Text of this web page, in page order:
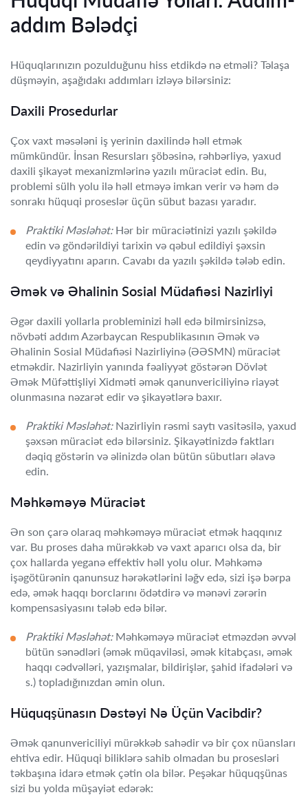
addım Bələdçi
Hüquqlarınızın pozulduğunu hiss etdikdə nə etməli? Təlaşa
düşməyin, aşağıdakı addımları izləyə bilərsiniz:
Daxili Prosedurlar
Çox vaxt məsələni iş yerinin daxilində həll etmək
mümkündür. İnsan Resursları şöbəsinə, rəhbərliyə, yaxud
daxili şikayət mexanizmlərinə yazılı müraciət edin. Bu,
problemi sülh yolu ilə həll etməyə imkan verir və həm də
sonrakı hüquqi proseslər üçün sübut bazası yaradır.
Praktiki Məsləhət:Hər bir müraciətinizi yazılı şəkildə
edin və göndərildiyi tarixin və qəbul edildiyi şəxsin
qeydiyyatını aparın. Cavabı da yazılı şəkildə tələb edin.
Əmək və Əhalinin Sosial Müdafiəsi Nazirliyi
Əgər daxili yollarla probleminizi həll edə bilmirsinizsə,
növbəti addım Azərbaycan Respublikasının Əmək və
Əhalinin Sosial Müdafiəsi Nazirliyinə (ƏƏSMN) müraciət
etməkdir. Nazirliyin yanında fəaliyyət göstərən Dövlət
Əmək Müfəttişliyi Xidməti əmək qanunvericiliyinə riayət
olunmasına nəzarət edir və şikayətlərə baxır.
Praktiki Məsləhət:Nazirliyin rəsmi saytı vasitəsilə, yaxud
şəxsən müraciət edə bilərsiniz. Şikayətinizdə faktları
dəqiq göstərin və əlinizdə olan bütün sübutları əlavə
edin.
Məhkəməyə Müraciət
Ən son çarə olaraq məhkəməyə müraciət etmək haqqınız
var. Bu proses daha mürəkkəb və vaxt aparıcı olsa da, bir
çox hallarda yeganə effektiv həll yolu olur. Məhkəmə
işəgötürənin qanunsuz hərəkətlərini ləğv edə, sizi işə bərpa
edə, əmək haqqı borclarını ödətdirə və mənəvi zərərin
kompensasiyasını tələb edə bilər.
Praktiki Məsləhət:Məhkəməyə müraciət etməzdən əvvəl
bütün sənədləri (əmək müqaviləsi, əmək kitabçası, əmək
haqqı cədvəlləri, yazışmalar, bildirişlər, şahid ifadələri və
s.) topladığınızdan əmin olun.
Hüquqşünasın Dəstəyi Nə Üçün Vacibdir?
Əmək qanunvericiliyi mürəkkəb sahədir və bir çox nüansları
ehtiva edir. Hüquqi biliklərə sahib olmadan bu prosesləri
təkbaşına idarə etmək çətin ola bilər. Peşəkar hüquqşünas
sizi bu yolda müşayiət edərək: